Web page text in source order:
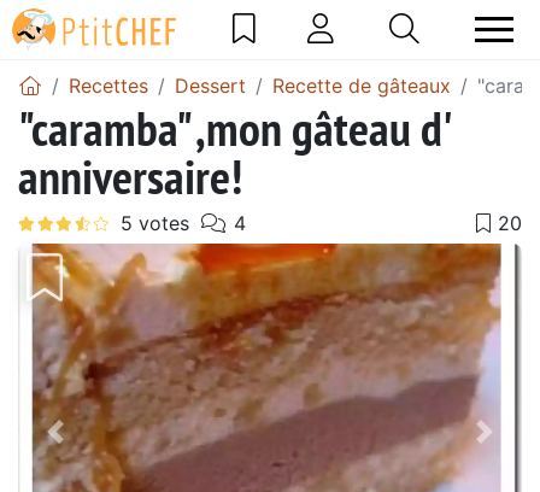
Recettes Dessert Recette de gâteaux
"caramba" ,mon gâteau d'
anniversaire!
Précédent